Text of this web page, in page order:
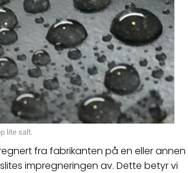
lite salt.
fra fabrikanten på en eller annen
impregneringen av. Dette betyr vi